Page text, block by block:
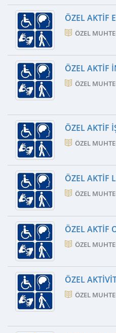
ÖZEL AKTIF
ÖZEL
ÖZEL AKTIF
ÖZEL
ÖZEL AKTIF
ÖZEL
ÖZEL AKTIF
ÖZEL
ÖZEL AKTIF
ÖZEL
ÖZEL
ÖZEL